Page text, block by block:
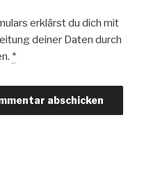
erklärst du dich mit
deiner Daten durch
*